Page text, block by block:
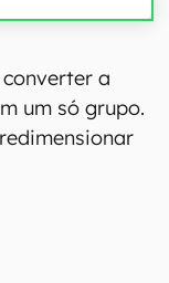
a
um só grupo.